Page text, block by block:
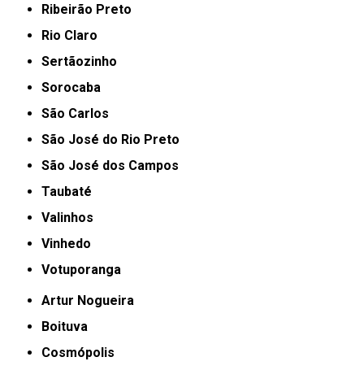
Ribeirão Preto
Rio Claro
Sertãozinho
Sorocaba
São Carlos
São José do Rio Preto
São José dos Campos
Taubaté
Valinhos
Vinhedo
Votuporanga
Artur Nogueira
Boituva
Cosmópolis